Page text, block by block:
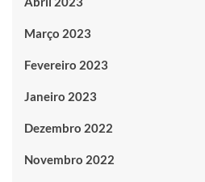
Março 2023
Fevereiro 2023
Janeiro 2023
Dezembro 2022
Novembro 2022